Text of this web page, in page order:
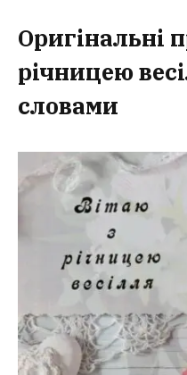
Оригінальні
річницею
словами